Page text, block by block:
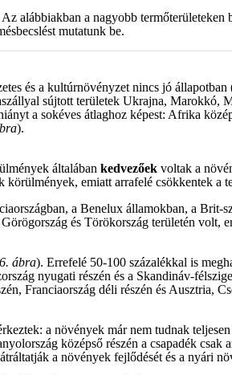
alábbiakban a nagyobb
mutatunk be.
és a kultúrnövényzet nincs jó
sújtott területek Ukrajna, Marokkó,
a sokéves átlaghoz képest: Afrika
).
általában kedvezőek voltak a
emiatt arrafelé csökkentek a
a Benelux államokban, a Brit-
és Törökország területén volt,
6. ábra). Errefelé 50-100 százalékkal is
nyugati részén és a Skandináv-
Franciaország déli részén és Ausztria,
a növények már nem tudnak
középső részén a csapadék
a növények fejlődését és a nyári